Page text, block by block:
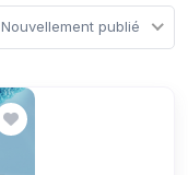
Nouvellement publié